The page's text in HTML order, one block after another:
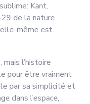
Kant,
de la nature
elle-même est
l’histoire
pour être vraiment
par sa simplicité et
dans l’espace,